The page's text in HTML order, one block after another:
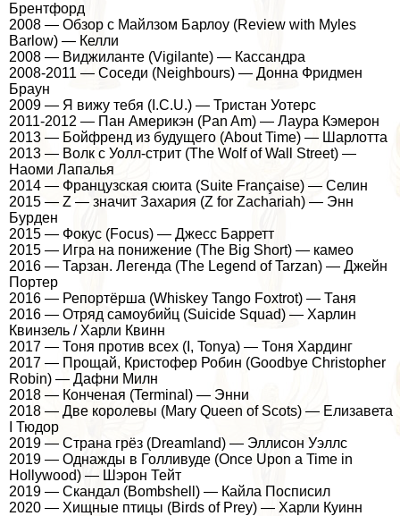
Брентфорд
2008 — Обзор с Майлзом Барлоу (Review with Myles
Barlow) — Келли
2008 — Виджиланте (Vigilante) — Кассандра
2008-2011 — Соседи (Neighbours) — Донна Фридмен
Браун
2009 — Я вижу тебя (I.C.U.) — Тристан Уотерс
2011-2012 — Пан Америкэн (Pan Am) — Лаура Кэмерон
2013 — Бойфренд из будущего (About Time) — Шарлотта
2013 — Волк с Уолл-стрит (The Wolf of Wall Street) —
Наоми Лапалья
2014 — Французская сюита (Suite Française) — Селин
2015 — Z — значит Захария (Z for Zachariah) — Энн
Бурден
2015 — Фокус (Focus) — Джесс Барретт
2015 — Игра на понижение (The Big Short) — камео
2016 — Тарзан. Легенда (The Legend of Tarzan) — Джейн
Портер
2016 — Репортёрша (Whiskey Tango Foxtrot) — Таня
2016 — Отряд самоубийц (Suicide Squad) — Харлин
Квинзель / Харли Квинн
2017 — Тоня против всех (I, Tonya) — Тоня Хардинг
2017 — Прощай, Кристофер Робин (Goodbye Christopher
Robin) — Дафни Милн
2018 — Конченая (Terminal) — Энни
2018 — Две королевы (Mary Queen of Scots) — Елизавета
I Тюдор
2019 — Страна грёз (Dreamland) — Эллисон Уэллс
2019 — Однажды в Голливуде (Once Upon a Time in
Hollywood) — Шэрон Тейт
2019 — Скандал (Bombshell) — Кайла Посписил
2020 — Хищные птицы (Birds of Prey) — Харли Куинн